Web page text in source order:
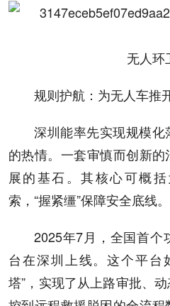
无人环
规则护航：为无人车推
深圳能率先实现规模
的热情。一套审慎而创新
展的基石。其核心可概
索，“握紧缰”保障安全底线。
2025年7月，全国首个
台在深圳上线。这个平台
塔”，实现了从上路审批、